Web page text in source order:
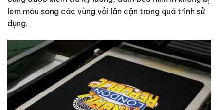
lem màu sang các vùng vải lân cận trong quá trình sử
dụng.